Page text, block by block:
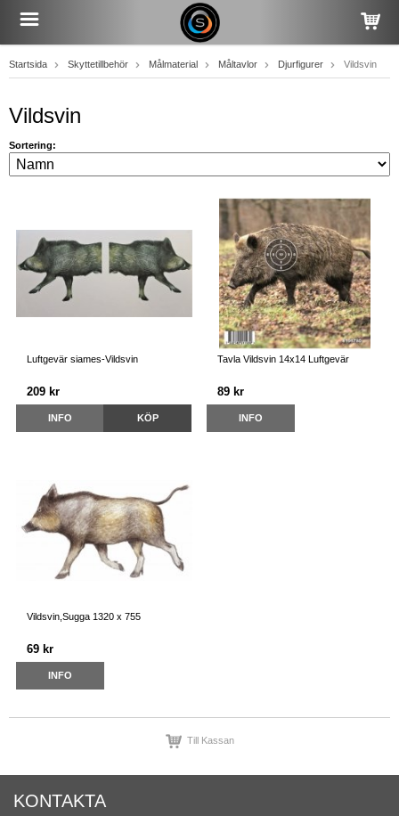
Startsida Skyttetillbehör Målmaterial Måltavlor Djurfigurer Vildsvin
Vildsvin
Sortering:
Luftgevär siames-Vildsvin
209 kr
INFO KÖP
Tavla Vildsvin 14x14 Luftgevär
89 kr
INFO
Vildsvin,Sugga 1320 x 755
69 kr
INFO
Till Kassan
KONTAKTA